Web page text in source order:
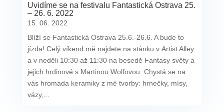
Uvidíme se na festivalu Fantastická Ostrava 25.
– 26. 6. 2022
15. 06. 2022
Blíží se Fantastická Ostrava 25.6.-26.6. A bude to
jízda! Celý víkend mě najdete na stánku v Artist Alley
a v neděli 10:30 až 11:30 na besedě Fantasy světy a
jejich hrdinové s Martinou Wolfovou. Chystá se na
vás hromada keramiky z mé tvorby: hrnečky, mísy,
vázy,...